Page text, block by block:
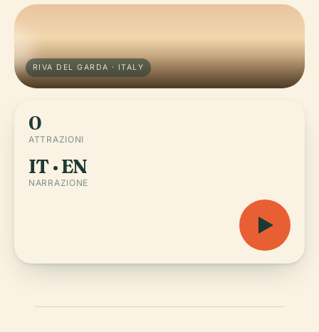
RIVA DEL GARDA · ITALY
0
ATTRAZIONI
IT · EN
NARRAZIONE